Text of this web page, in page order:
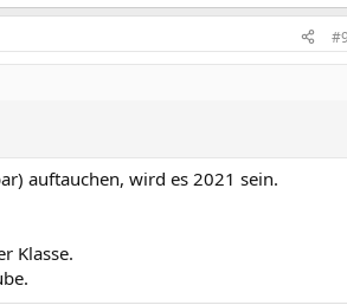
#9
auftauchen, wird es 2021 sein.
Klasse.